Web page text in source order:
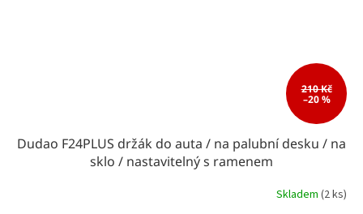
210 Kč
–20 %
Dudao F24PLUS držák do auta / na palubní desku / na
sklo / nastavitelný s ramenem
Skladem (2 ks)